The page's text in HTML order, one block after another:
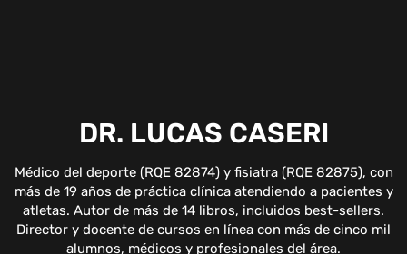
DR. LUCAS CASERI
Médico del deporte (RQE 82874) y fisiatra (RQE 82875), con
más de 19 años de práctica clínica atendiendo a pacientes y
atletas. Autor de más de 14 libros, incluidos best-sellers.
Director y docente de cursos en línea con más de cinco mil
alumnos, médicos y profesionales del área.